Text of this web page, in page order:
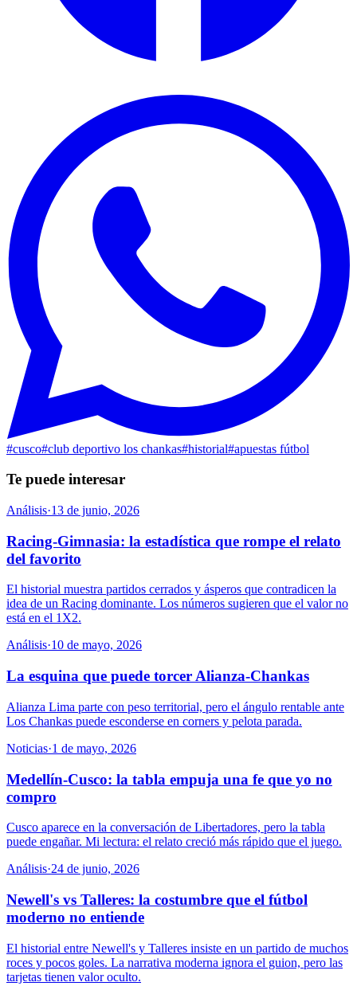
#cusco#club deportivo los chankas#historial#apuestas fútbol
Te puede interesar
Análisis·13 de junio, 2026
Racing-Gimnasia: la estadística que rompe el relato
del favorito
El historial muestra partidos cerrados y ásperos que contradicen la
idea de un Racing dominante. Los números sugieren que el valor no
está en el 1X2.
Análisis·10 de mayo, 2026
La esquina que puede torcer Alianza-Chankas
Alianza Lima parte con peso territorial, pero el ángulo rentable ante
Los Chankas puede esconderse en corners y pelota parada.
Noticias·1 de mayo, 2026
Medellín-Cusco: la tabla empuja una fe que yo no
compro
Cusco aparece en la conversación de Libertadores, pero la tabla
puede engañar. Mi lectura: el relato creció más rápido que el juego.
Análisis·24 de junio, 2026
Newell's vs Talleres: la costumbre que el fútbol
moderno no entiende
El historial entre Newell's y Talleres insiste en un partido de muchos
roces y pocos goles. La narrativa moderna ignora el guion, pero las
tarjetas tienen valor oculto.